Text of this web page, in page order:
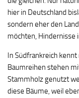
hier in Deutschland
sondern eher den
möchten, Hindernisse
In Südfrankreich
Baumreihen stehen
Stammholz genutzt
diese Bäume, weil